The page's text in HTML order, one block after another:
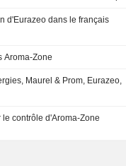
d'Eurazeo dans le français
Aroma-Zone
Maurel & Prom, Eurazeo,
contrôle d'Aroma-Zone